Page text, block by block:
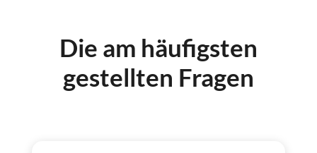
Die am häufigsten
gestellten Fragen